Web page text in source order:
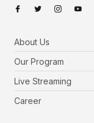
About Us
Our Program
Live Streaming
Career